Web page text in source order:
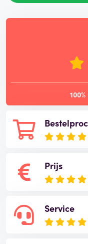
Prijs
Service
100%